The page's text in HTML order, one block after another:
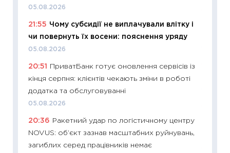
05.08.2026
21:55 Чому субсидії не виплачували влітку і
чи повернуть їх восени: пояснення уряду
05.08.2026
20:51
ПриватБанк готує оновлення сервісів із
кінця серпня: клієнтів чекають зміни в роботі
додатка та обслуговуванні
05.08.2026
20:36
Ракетний удар по логістичному центру
NOVUS: об’єкт зазнав масштабних руйнувань,
загиблих серед працівників немає